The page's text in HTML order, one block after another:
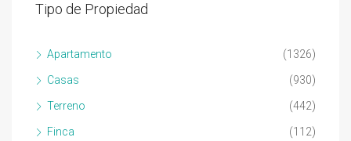
Tipo de Propiedad
Apartamento (1326)
Casas (930)
Terreno (442)
Finca (112)